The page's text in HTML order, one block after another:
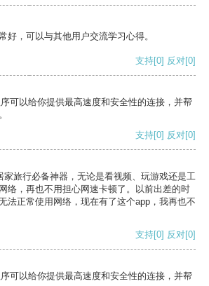
好，可以与其他用户交流学习心得。
支持[0] 反对[0]
可以给你提供最高速度和安全性的连接，并帮
支持[0] 反对[0]
家旅行必备神器，无论是看视频、玩游戏还是工
络，再也不用担心网速卡顿了。以前出差的时
法正常使用网络，现在有了这个app，我再也不
支持[0] 反对[0]
可以给你提供最高速度和安全性的连接，并帮